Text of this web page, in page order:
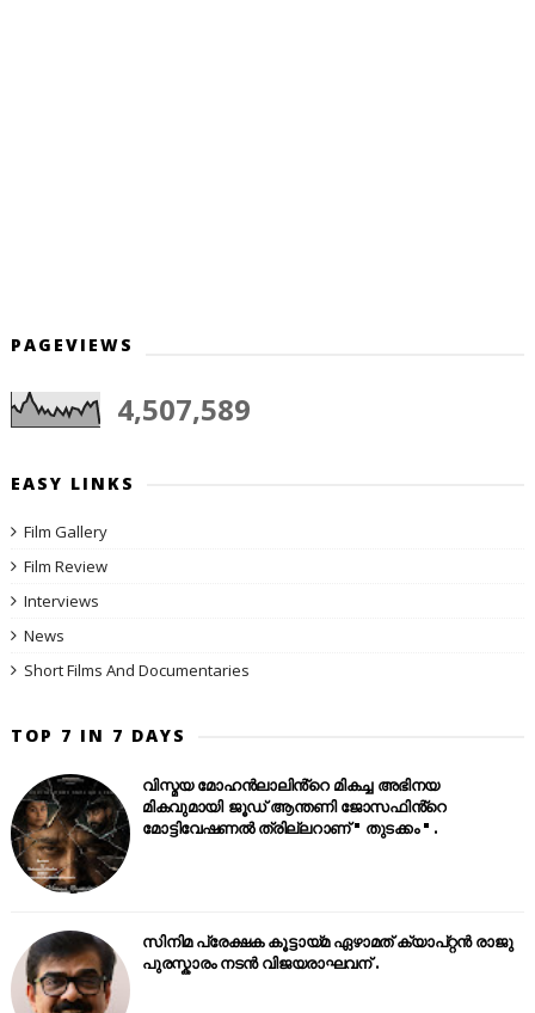
PAGEVIEWS
4,507,589
EASY LINKS
Film Gallery
Film Review
Interviews
News
Short Films And Documentaries
TOP 7 IN 7 DAYS
വിസ്മയ മോഹൻലാലിൻ്റെ മികച്ച അഭിനയ
മികവുമായി ജൂഡ് ആന്തണി ജോസഫിൻ്റെ
മോട്ടിവേഷണൽ ത്രില്ലറാണ് " തുടക്കം " .
സിനിമ പ്രേക്ഷക കൂട്ടായ്മ ഏഴാമത് ക്യാപ്റ്റൻ രാജു
പുരസ്കാരം നടൻ വിജയരാഘവന് .